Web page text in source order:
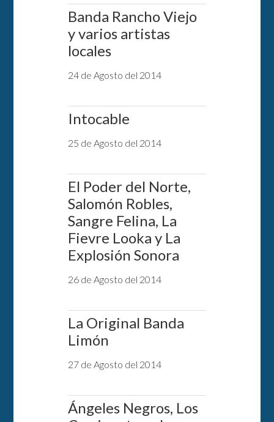
Banda Rancho Viejo
y varios artistas
locales
24 de Agosto del 2014
Intocable
25 de Agosto del 2014
El Poder del Norte,
Salomón Robles,
Sangre Felina, La
Fievre Looka y La
Explosión Sonora
26 de Agosto del 2014
La Original Banda
Limón
27 de Agosto del 2014
Ángeles Negros, Los